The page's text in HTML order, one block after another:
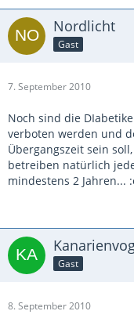
Nordlicht
Gast
7. September 2010
Noch sind die
verboten werden und
Übergangszeit sein
betreiben natürlich
mindestens 2 Jahren...
Gast
8. September 2010